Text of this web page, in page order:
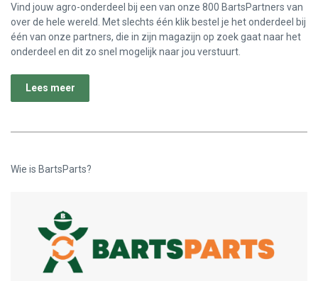
Vind jouw agro-onderdeel bij een van onze 800 BartsPartners van
over de hele wereld. Met slechts één klik bestel je het onderdeel bij
één van onze partners, die in zijn magazijn op zoek gaat naar het
onderdeel en dit zo snel mogelijk naar jou verstuurt.
Lees meer
Wie is BartsParts?